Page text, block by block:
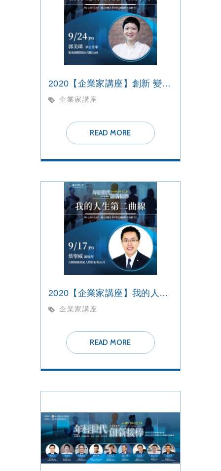
2020【企業家講座】創新 變成企業/個人競爭力
企業家講座
READ MORE
2020【企業家講座】我的人生第二曲線
企業家講座
READ MORE